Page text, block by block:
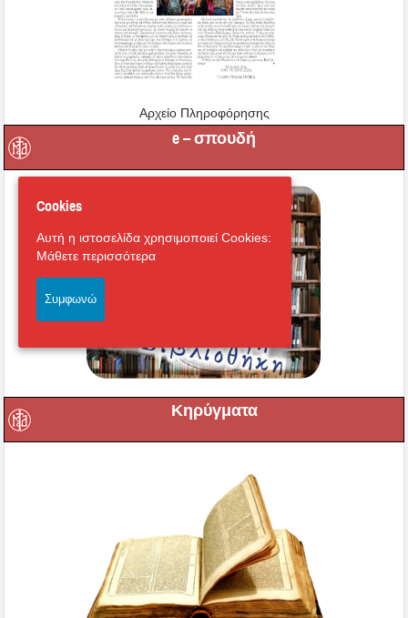
Αρχείο Πληροφόρησης
e – σπουδή
Κηρύγματα
Cookies
Αυτή η ιστοσελίδα χρησιμοποιεί Cookies:
Μάθετε περισσότερα
Συμφωνώ